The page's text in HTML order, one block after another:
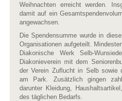
Weihnachten erreicht werden.
damit auf ein
angewachsen.
Die Spendensumme wurde in
Organisationen aufgeteilt.
Diakonische Werk Selb-
Diakonieverein mit dem
der Verein Zuflucht in Selb sowie
am Park. Zusätzlich gingen
darunter Kleidung,
des täglichen Bedarfs.